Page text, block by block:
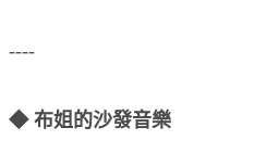
----
◆ 布姐的沙發音樂